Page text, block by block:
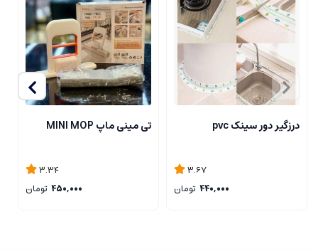
درزگیر دور سینک pvc
3.67
440,000 تومان
تی مینی ماپ MINI MOP
3.34
450,000 تومان